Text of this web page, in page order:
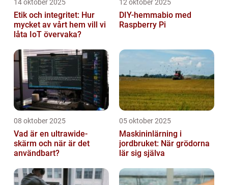
14 oktober 2025
Etik och integritet: Hur
mycket av vårt hem vill vi
låta IoT övervaka?
12 oktober 2025
DIY-hemmabio med
Raspberry Pi
08 oktober 2025
Vad är en ultrawide-
skärm och när är det
användbart?
05 oktober 2025
Maskininlärning i
jordbruket: När grödorna
lär sig själva